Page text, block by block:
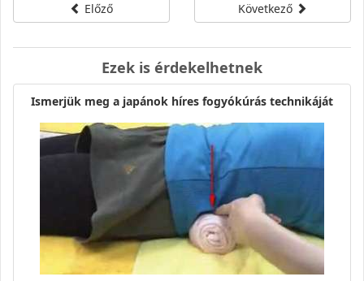
Előző Következő
Ezek is érdekelhetnek
Ismerjük meg a japánok híres fogyókúrás technikáját